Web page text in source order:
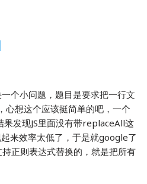
个小问题，题目是要求把一行文
心想这个应该挺简单的吧，一个
发现JS里面没有带replaceAll这
来效率太低了，于是就google了
正则表达式替换的，就是把所有